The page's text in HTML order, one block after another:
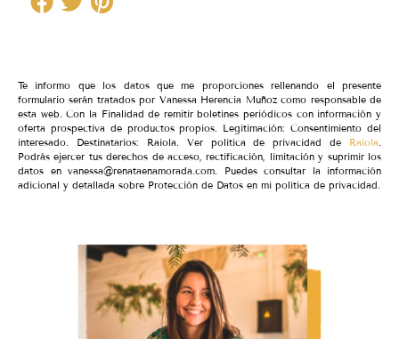
Te informo que los datos que me proporciones rellenando el presente
formulario serán tratados por Vanessa Herencia Muñoz como responsable de
esta web. Con la Finalidad de remitir boletines periódicos con información y
oferta prospectiva de productos propios. Legitimación: Consentimiento del
interesado. Destinatarios: Raiola. Ver política de privacidad de Raiola.
Podrás ejercer tus derechos de acceso, rectificación, limitación y suprimir los
datos en vanessa@renataenamorada.com. Puedes consultar la información
adicional y detallada sobre Protección de Datos en mi política de privacidad.